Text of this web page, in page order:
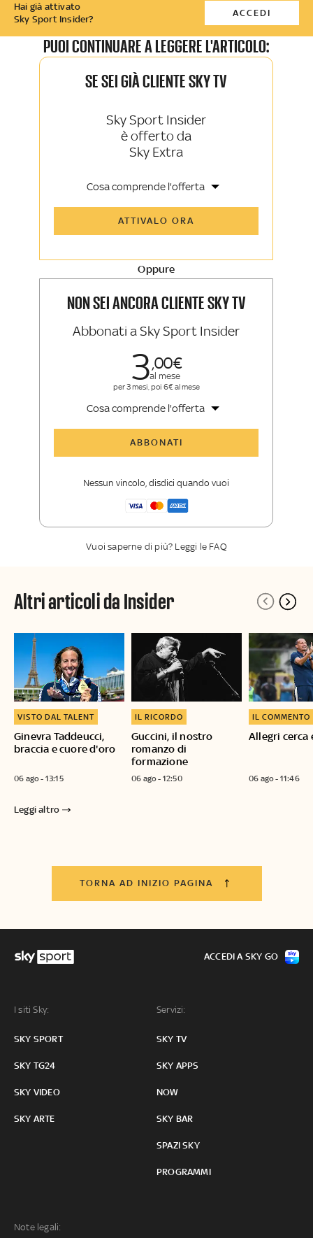
Hai già attivato
Sky Sport Insider?
ACCEDI
PUOI CONTINUARE A LEGGERE L'ARTICOLO:
SE SEI GIÀ CLIENTE SKY TV
Sky Sport Insider
è offerto da
Sky Extra
Cosa comprende l'offerta
Sky TG24 Insider
Sport e Sky TG24
La newsletter esclusiva di Sky Sport
ATTIVALO ORA
Oppure
NON SEI ANCORA CLIENTE SKY TV
Abbonati a Sky Sport Insider
300
al mese
per 3 mesi, poi 6€ al mese
Cosa comprende l'offerta
Sport
La newsletter esclusiva di Sky Sport
ABBONATI
Nessun vincolo, disdici quando vuoi
Vuoi saperne di più? Leggi le FAQ
Altri articoli da Insider
Ginevra Taddeucci,
braccia e cuore d'oro
VISTO DAL TALENT
06 ago - 13:15
Guccini, il nostro
romanzo di
formazione
IL RICORDO
06 ago - 12:50
Allegri
IL COMMENTO
06 ago - 11:46
Leggi altro
TORNA AD INIZIO PAGINA
I siti Sky:
SKY SPORT
SKY TG24
SKY VIDEO
SKY ARTE
Servizi:
SKY TV
SKY APPS
NOW
SKY BAR
SPAZI SKY
PROGRAMMI
Note legali:
ACCEDI A SKY GO